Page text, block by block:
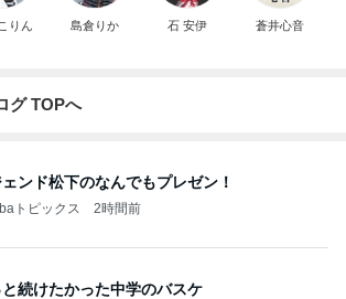
りん 島倉りか 石 安伊 蒼井心音
グ TOPへ
ェンド松下のなんでもプレゼン！
トピックス 2時間前
と続けたかった中学のバスケ